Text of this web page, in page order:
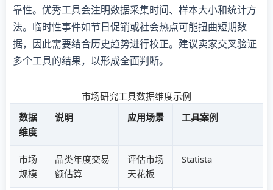
靠性。优秀工具会注明数据采集时间、样本大小和统计方
法。临时性事件如节日促销或社会热点可能扭曲短期数
据，因此需要结合历史趋势进行校正。建议卖家交叉验证
多个工具的结果，以形成全面判断。
市场研究工具数据维度示例
数据
维度
说明 应用场景 工具案例
市场
规模
品类年度交易
额估算
评估市场
天花板
Statista